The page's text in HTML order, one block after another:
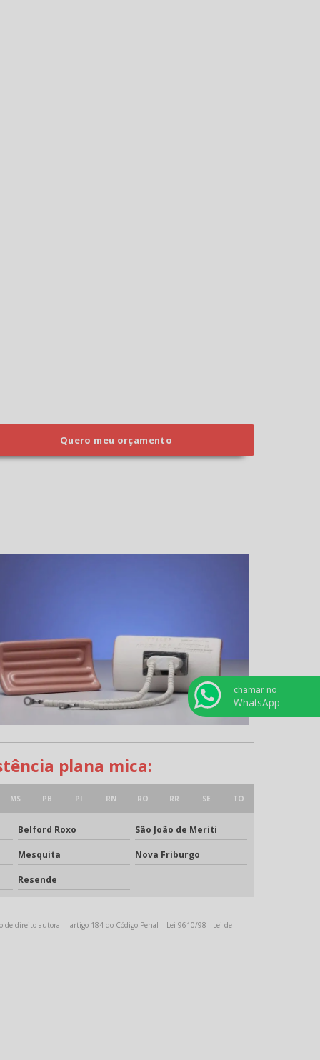
Quero meu orçamento
plana mica:
MS PB PI RN RO RR SE TO
Belford Roxo São João de Meriti
Mesquita Nova Friburgo
Resende
de direito autoral – artigo 184 do Código Penal – Lei 9610/98 - Lei de
chamar no
WhatsApp